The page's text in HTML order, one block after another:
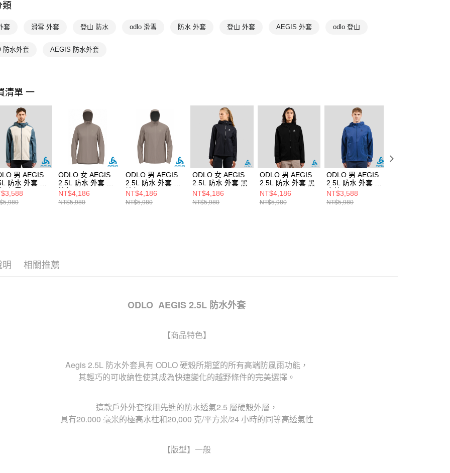
ODLO 外套/保暖背心
類
套 滑雪 外套 登山 防水 odlo 滑雪 防水 外套 登山 外套 AEGIS 外套 odlo 登山
防水外套 AEGIS 防水外套
清單 一
男 AEGIS
防水 外套 暗
/銀雲
ODLO 女 AEGIS
2.5L 防水 外套 餘
燼灰
NT$4,186
NT$5,980
ODLO 男 AEGIS
2.5L 防水 外套 餘
燼灰
NT$4,186
NT$5,980
ODLO 女 AEGIS
2.5L 防水 外套 黑
NT$4,186
NT$5,980
ODLO 男 AEGIS
2.5L 防水 外套 黑
NT$4,186
NT$5,980
ODLO 男 AEGIS
2.5L 防水 外套 利
摩藍
NT$3,588
NT$5,980
明 相關推薦
ODLO AEGIS 2.5L 防水外套
【商品特色】
Aegis 2.5L 防水外套具有 ODLO 硬殼所期望的所有高端防風雨功能，
其輕巧的可收納性使其成為快速變化的越野條件的完美選擇。
這款戶外外套採用先進的防水透氣2.5 層硬殼外層，
具有20.000 毫米的極高水柱和20,000 克/平方米/24 小時的同等高透氣性
【版型】一般